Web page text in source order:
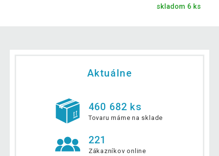
skladom 6 ks
Aktuálne
460 682 ks
Tovaru máme na sklade
221
Zákazníkov online